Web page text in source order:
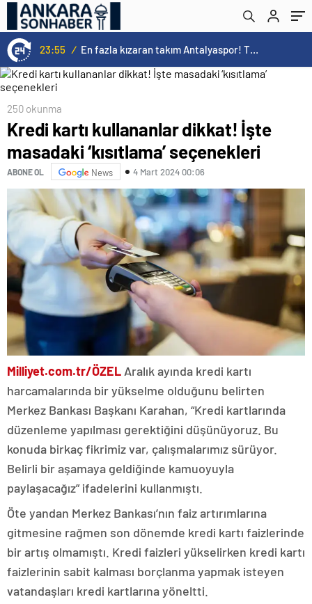
23:55 / En fazla kızaran takım Antalyaspor! Tam 5 futbolcu….
250 okunma
Kredi kartı kullananlar dikkat! İşte
masadaki ‘kısıtlama’ seçenekleri
ABONE OL News 4 Mart 2024 00:06
Milliyet.com.tr/ÖZEL Aralık ayında kredi kartı
harcamalarında bir yükselme olduğunu belirten
Merkez Bankası Başkanı Karahan, “Kredi kartlarında
düzenleme yapılması gerektiğini düşünüyoruz. Bu
konuda birkaç fikrimiz var, çalışmalarımız sürüyor.
Belirli bir aşamaya geldiğinde kamuoyuyla
paylaşacağız” ifadelerini kullanmıştı.
Öte yandan Merkez Bankası’nın faiz artırımlarına
gitmesine rağmen son dönemde kredi kartı faizlerinde
bir artış olmamıştı. Kredi faizleri yükselirken kredi kartı
faizlerinin sabit kalması borçlanma yapmak isteyen
vatandaşları kredi kartlarına yöneltti.